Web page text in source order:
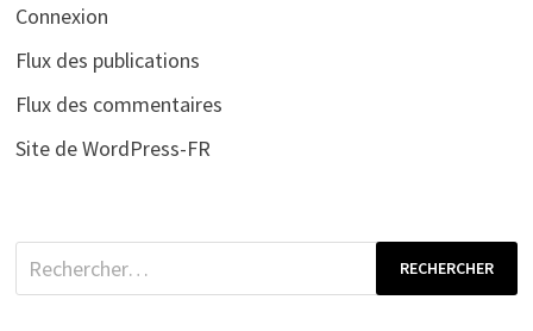
Connexion
Flux des publications
Flux des commentaires
Site de WordPress-FR
Rechercher :